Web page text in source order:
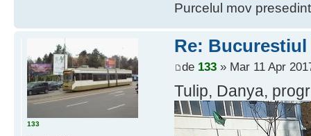
Purcelul mov
Re:
de 133» Mar 11 Apr
Tulip, Danya,
133